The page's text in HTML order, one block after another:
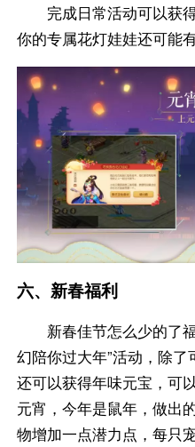
完成日常活动可以获得
你的专属花灯娃娃还可能
六、新春福利
新春佳节怎么少的了福
幻陪你过大年”活动，除了
还可以获得年味元宝，可
元宵，今年是鼠年，做出
物增加一点潜力点，每只